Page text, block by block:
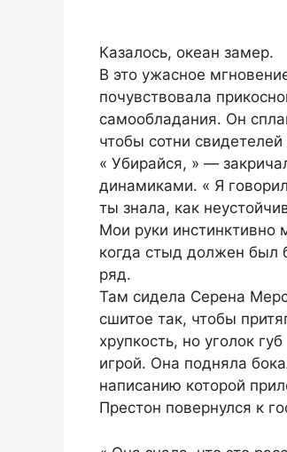
Казалось, океан замер.
В это ужасное
почувствовала
самообладания. Он
чтобы сотни
« Убирайся, » —
динамиками. « Я
ты знала, как
Мои руки инстинктивно
когда стыд должен был
ряд.
Там сидела Серена
сшитое так, чтобы
хрупкость, но уголок
игрой. Она подняла
написанию которой
Престон повернулся к